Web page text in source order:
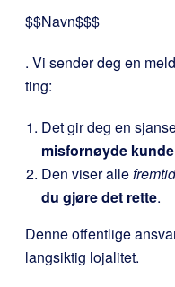
$$Navn$$$
. Vi sender deg en
ting:
Det gir deg en
misfornøyde
Den viser alle
du gjøre det rette.
Denne offentlige
langsiktig lojalitet.